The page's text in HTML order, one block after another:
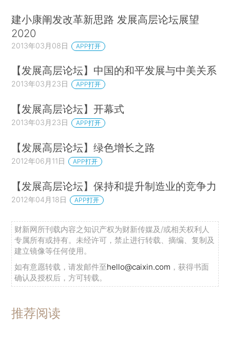
建小康阐发改革新思路 发展高层论坛展望
2020
2013年03月08日 APP打开
【发展高层论坛】中国的和平发展与中美关系
2013年03月23日 APP打开
【发展高层论坛】开幕式
2013年03月23日 APP打开
【发展高层论坛】绿色增长之路
2012年06月11日 APP打开
【发展高层论坛】保持和提升制造业的竞争力
2012年04月18日 APP打开
财新网所刊载内容之知识产权为财新传媒及/或相关权利人
专属所有或持有。未经许可，禁止进行转载、摘编、复制及
建立镜像等任何使用。
如有意愿转载，请发邮件至hello@caixin.com ，获得书面
确认及授权后，方可转载。
推荐阅读